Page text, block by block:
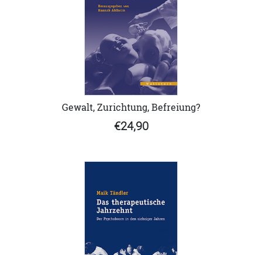
Gewalt, Zurichtung, Befreiung?
€24,90